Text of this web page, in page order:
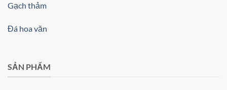
Gạch thảm
Đá hoa văn
SẢN PHẨM